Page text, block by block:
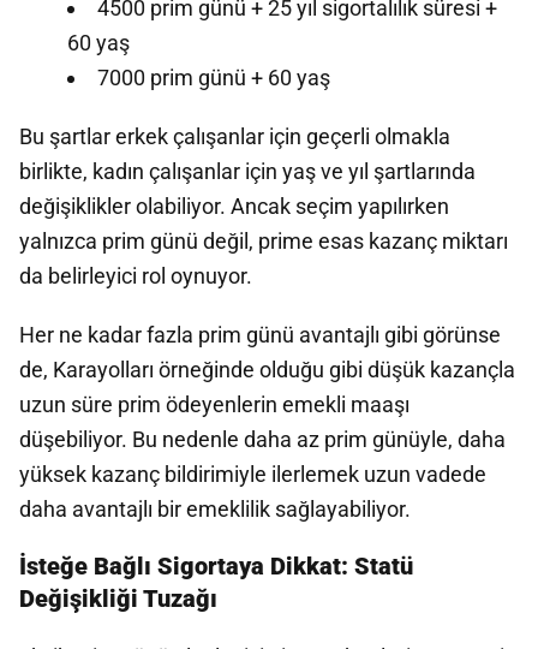
4500 prim günü + 25 yıl sigortalılık süresi +
60 yaş
7000 prim günü + 60 yaş
Bu şartlar erkek çalışanlar için geçerli olmakla
birlikte, kadın çalışanlar için yaş ve yıl şartlarında
değişiklikler olabiliyor. Ancak seçim yapılırken
yalnızca prim günü değil, prime esas kazanç miktarı
da belirleyici rol oynuyor.
Her ne kadar fazla prim günü avantajlı gibi görünse
de, Karayolları örneğinde olduğu gibi düşük kazançla
uzun süre prim ödeyenlerin emekli maaşı
düşebiliyor. Bu nedenle daha az prim günüyle, daha
yüksek kazanç bildirimiyle ilerlemek uzun vadede
daha avantajlı bir emeklilik sağlayabiliyor.
İsteğe Bağlı Sigortaya Dikkat: Statü
Değişikliği Tuzağı